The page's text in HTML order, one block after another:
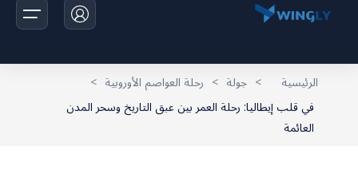
الرئيسية
الرئيسية > جولة > رحلة العواصم الأوروبية >
في قلب إيطاليا: رحلة العمر بين عبق التاريخ وسحر المدن
العائمة